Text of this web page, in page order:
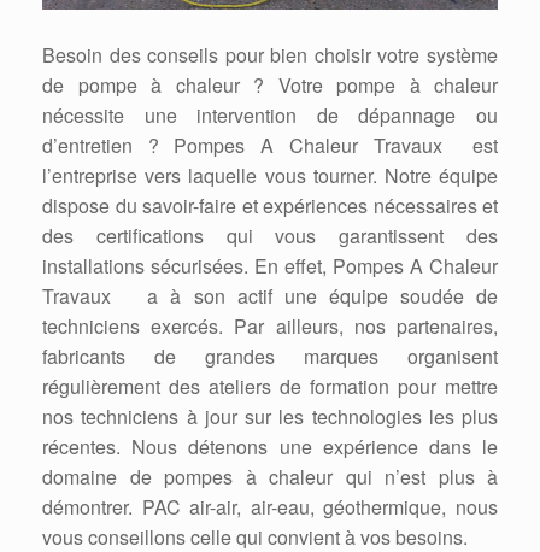
Besoin des conseils pour bien choisir votre système
de pompe à chaleur ? Votre pompe à chaleur
nécessite une intervention de dépannage ou
d’entretien ? Pompes A Chaleur Travaux est
l’entreprise vers laquelle vous tourner. Notre équipe
dispose du savoir-faire et expériences nécessaires et
des certifications qui vous garantissent des
installations sécurisées. En effet, Pompes A Chaleur
Travaux a à son actif une équipe soudée de
techniciens exercés. Par ailleurs, nos partenaires,
fabricants de grandes marques organisent
régulièrement des ateliers de formation pour mettre
nos techniciens à jour sur les technologies les plus
récentes. Nous détenons une expérience dans le
domaine de pompes à chaleur qui n’est plus à
démontrer. PAC air-air, air-eau, géothermique, nous
vous conseillons celle qui convient à vos besoins.